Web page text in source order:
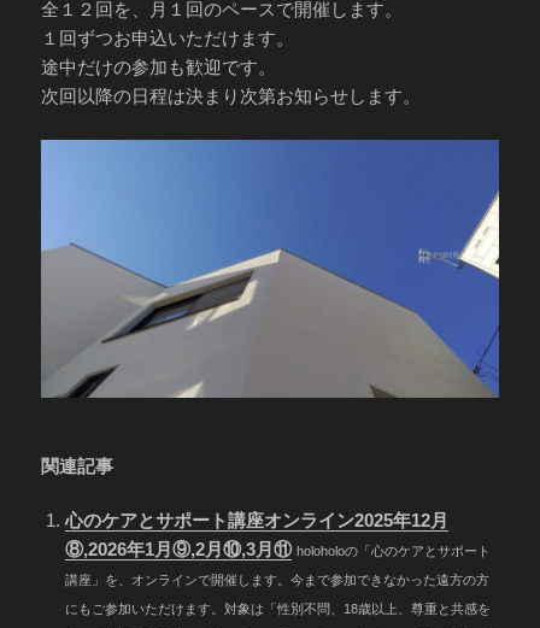
全１２回を、月１回のペースで開催します。
１回ずつお申込いただけます。
途中だけの参加も歓迎です。
次回以降の日程は決まり次第お知らせします。
関連記事
心のケアとサポート講座オンライン2025年12月
⑧,2026年1月⑨,2月⑩,3月⑪ holoholoの「心のケアとサポート
講座」を、オンラインで開催します。今まで参加できなかった遠方の方
にもご参加いただけます。対象は「性別不問、18歳以上、尊重と共感を